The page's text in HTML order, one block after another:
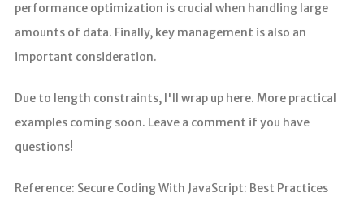
performance optimization is crucial when handling large
amounts of data. Finally, key management is also an
important consideration.
Due to length constraints, I'll wrap up here. More practical
examples coming soon. Leave a comment if you have
questions!
Reference: Secure Coding With JavaScript: Best Practices